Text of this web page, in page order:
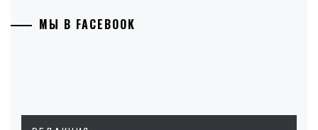
МЫ В FACEBOOK